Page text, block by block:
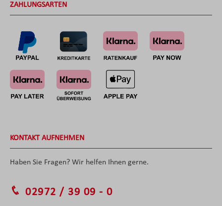
ZAHLUNGSARTEN
KONTAKT AUFNEHMEN
Haben Sie Fragen? Wir helfen Ihnen gerne.
02972 / 39 09 - 0